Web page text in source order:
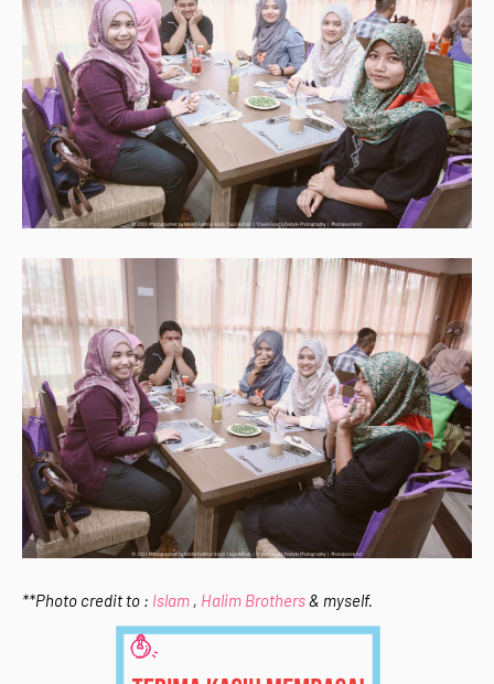
**Photo credit to : Islam , Halim Brothers& myself.
Home Mengenai RAFZANTOMOMI.COM Sitemap
Copyright ©